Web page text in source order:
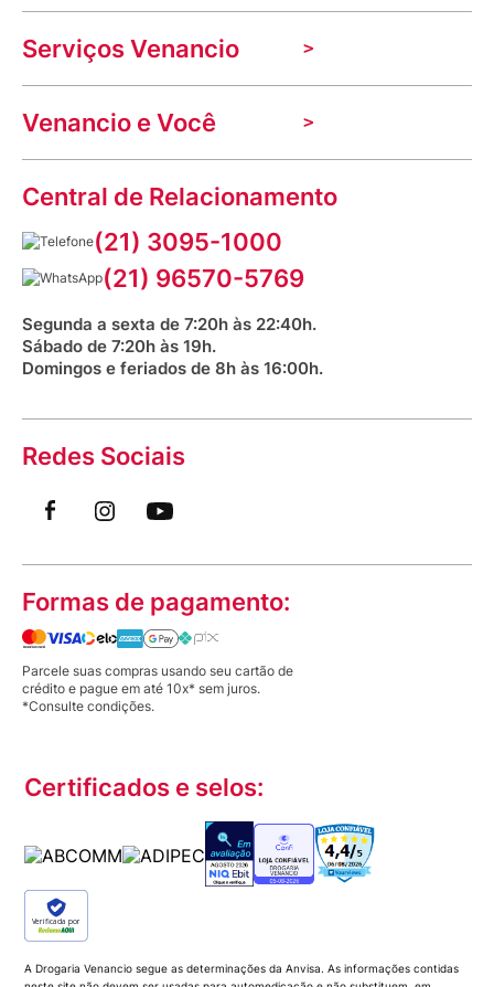
A Venancio
Trabalhe Conosco
Nossas lojas
Indique seu imóvel
Aniversário Venancio 2025
Serviços Venancio
Troca e devolução
Mecânica de promoções
Dúvidas frequentes
Prazos e entregas
Bioimpedância Gratuita
Venancio e Você
VClube - Programa de fidelidade
Fale com o farmacêutico
Fale conosco
Saúde na praça
Central de Relacionamento
(21) 3095-1000
(21) 96570-5769
Segunda a sexta de 7:20h às 22:40h.
Sábado de 7:20h às 19h.
Domingos e feriados de 8h às 16:00h.
Redes Sociais
Formas de pagamento:
Parcele suas compras usando seu cartão de
crédito e pague em até 10x* sem juros.
*Consulte condições.
Certificados e selos:
Verificada por
A Drogaria Venancio segue as determinações da Anvisa. As informações contidas